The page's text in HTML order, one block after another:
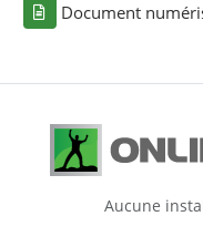
Document
Aucune